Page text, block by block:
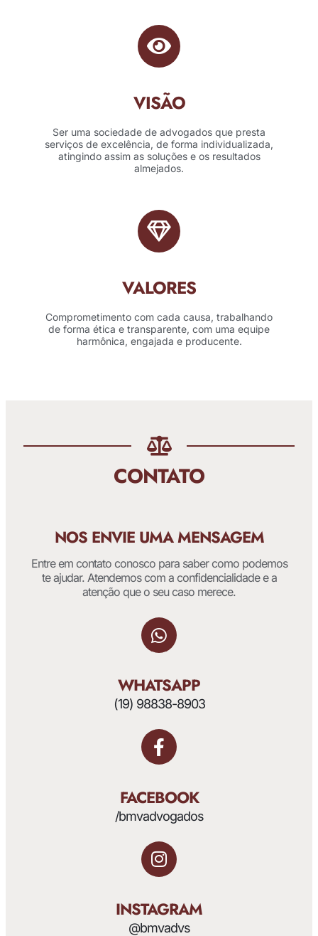
VISÃO
Ser uma sociedade de advogados que presta
serviços de excelência, de forma individualizada,
atingindo assim as soluções e os resultados
almejados.
VALORES
Comprometimento com cada causa, trabalhando
de forma ética e transparente, com uma equipe
harmônica, engajada e producente.
CONTATO
NOS ENVIE UMA MENSAGEM
Entre em contato conosco para saber como podemos
te ajudar. Atendemos com a confidencialidade e a
atenção que o seu caso merece.
WHATSAPP
(19) 98838-8903
FACEBOOK
/bmvadvogados
INSTAGRAM
@bmvadvs